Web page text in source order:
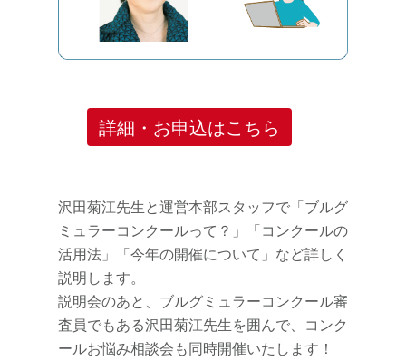
詳細・お申込はこちら
沢田菊江先生と運営本部スタッフで「ブルグ
ミュラーコンクールって？」「コンクールの
活用法」「今年の開催について」など詳しく
説明します。
説明会のあと、ブルグミュラーコンクール審
査員でもある沢田菊江先生を囲んで、コンク
ールお悩み相談会も同時開催いたします！